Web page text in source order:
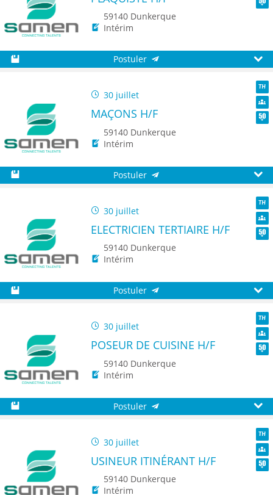
59140 Dunkerque
Intérim
Postuler
30 juillet
TH
MAÇONS H/F
59140 Dunkerque
Intérim
Postuler
30 juillet
TH
ELECTRICIEN TERTIAIRE H/F
59140 Dunkerque
Intérim
Postuler
30 juillet
TH
POSEUR DE CUISINE H/F
59140 Dunkerque
Intérim
Postuler
30 juillet
TH
USINEUR ITINÉRANT H/F
59140 Dunkerque
Intérim